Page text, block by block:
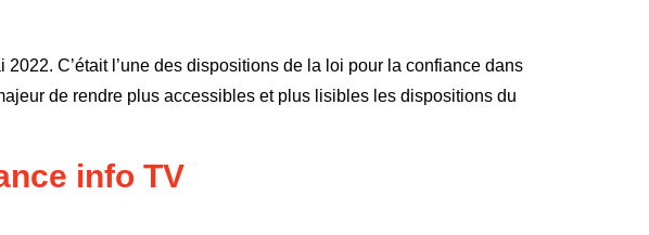
C’était l’une des dispositions de la loi pour la confiance dans
de rendre plus accessibles et plus lisibles les dispositions du
info TV